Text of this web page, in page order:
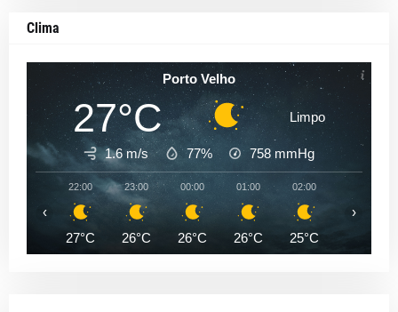
Clima
Porto Velho
27°C Limpo
1.6 m/s 77% 758 mmHg
22:00
27°C
23:00
26°C
00:00
26°C
01:00
26°C
02:00
25°C
‹ ›